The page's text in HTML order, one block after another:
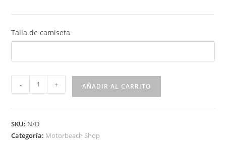
Talla de camiseta
Camiseta
Motorbeach:
SALITRE
- + AÑADIR AL CARRITO
SKU: N/D
Categoría: Motorbeach Shop